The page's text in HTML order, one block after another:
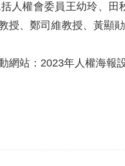
人權會委員王幼玲、
授、鄭司維教授、黃顯
網站： 2023年人權海報